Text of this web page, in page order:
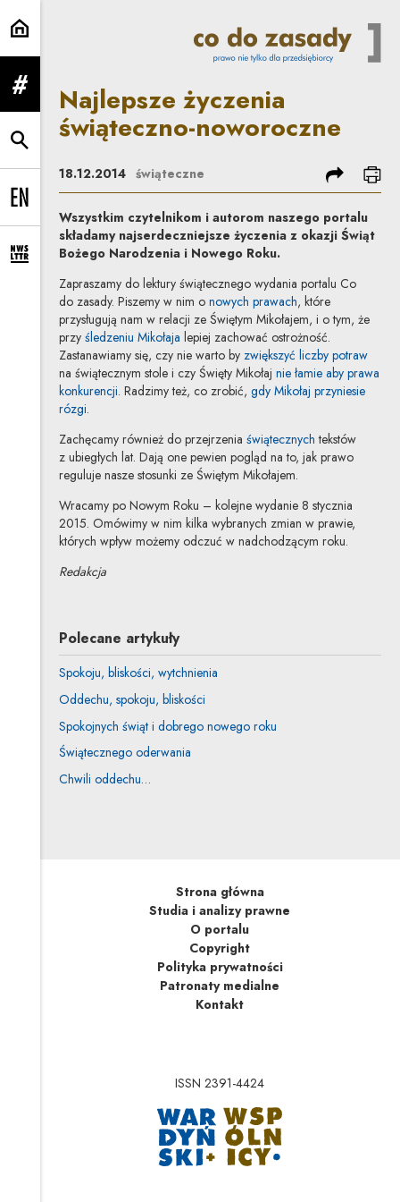
Najlepsze życzenia świąteczno-
rozwiń menu
rozwiń wyszukiwarkę
Change language to EN
rozwiń formularz zapisu na newsletter
Najlepsze życzenia
świąteczno-noworoczne
18.12.2014 świąteczne podziel się
Wszystkim czytelnikom i autorom naszego portalu
składamy najserdeczniejsze życzenia z okazji Świąt
Bożego Narodzenia i Nowego Roku.
Zapraszamy do lektury świątecznego wydania portalu Co
do zasady. Piszemy w nim o nowych prawach, które
przysługują nam w relacji ze Świętym Mikołajem, i o tym, że
przy śledzeniu Mikołaja lepiej zachować ostrożność.
Zastanawiamy się, czy nie warto by zwiększyć liczby potraw
na świątecznym stole i czy Święty Mikołaj nie łamie aby prawa
konkurencji. Radzimy też, co zrobić, gdy Mikołaj przyniesie
rózgi.
Zachęcamy również do przejrzenia świątecznych tekstów
z ubiegłych lat. Dają one pewien pogląd na to, jak prawo
reguluje nasze stosunki ze Świętym Mikołajem.
Wracamy po Nowym Roku – kolejne wydanie 8 stycznia
2015. Omówimy w nim kilka wybranych zmian w prawie,
których wpływ możemy odczuć w nadchodzącym roku.
Redakcja
Polecane artykuły
Spokoju, bliskości, wytchnienia
Oddechu, spokoju, bliskości
Spokojnych świąt i dobrego nowego roku
Świątecznego oderwania
Chwili oddechu…
Strona główna
Studia i analizy prawne
O portalu
Copyright
Polityka prywatności
Patronaty medialne
Kontakt
ISSN 2391-4424
Uwaga, link zostanie